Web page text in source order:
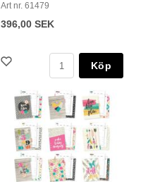
Art nr. 61479
396,00 SEK
Köp